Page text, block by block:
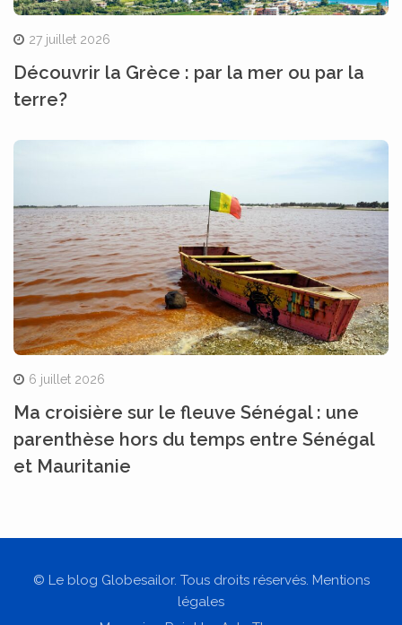
27 juillet 2026
Découvrir la Grèce : par la mer ou par la
terre?
6 juillet 2026
Ma croisière sur le fleuve Sénégal : une
parenthèse hors du temps entre Sénégal
et Mauritanie
© Le blog Globesailor. Tous droits réservés. Mentions
légales